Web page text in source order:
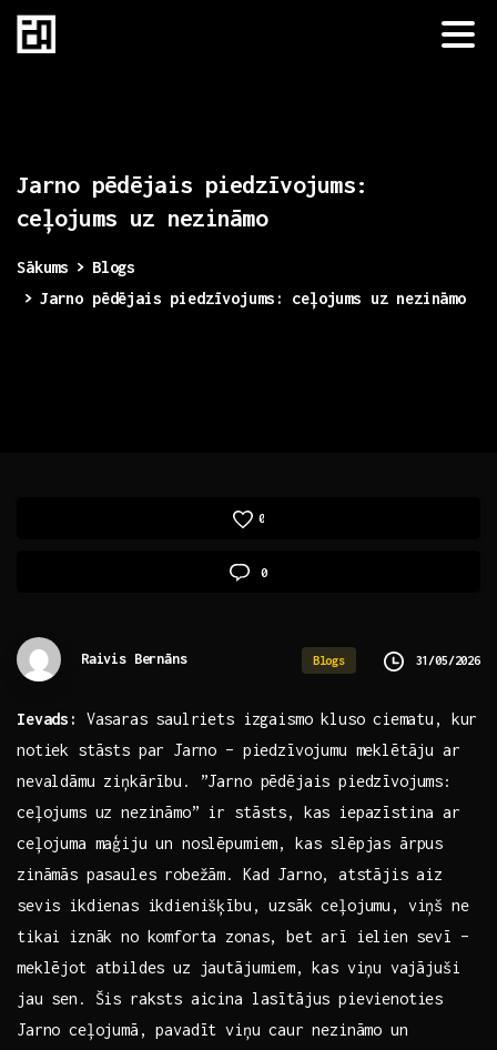
Jarno pēdējais piedzīvojums:
ceļojums uz nezināmo
Sākums
Blogs
Jarno pēdējais piedzīvojums: ceļojums uz nezināmo
0
0
Raivis Bernāns Blogs 31/05/2026
Ievads:
Vasaras⁣ saulriets izgaismo kluso ⁢ciematu, kur
​notiek stāsts par ⁣Jarno – piedzīvojumu meklētāju ar
nevaldāmu ziņkārību. ‌”Jarno pēdējais piedzīvojums:
ceļojums uz nezināmo” ir stāsts, kas‌ iepazīstina⁢ ar
ceļojuma maģiju un ‌noslēpumiem,‌ kas slēpjas​ ārpus
zināmās ​pasaules robežām. Kad Jarno,⁣ atstājis aiz
sevis‌ ikdienas ikdienišķību, uzsāk ceļojumu, viņš ne
tikai iznāk no komforta zonas, bet​ arī ielien⁣ sevī –
meklējot atbildes ‍uz jautājumiem, ⁣kas viņu⁤ vajājuši
jau ‌sen.‍ Šis raksts aicina lasītājus pievienoties
Jarno ceļojumā, pavadīt viņu ⁢caur nezināmo ‍un​